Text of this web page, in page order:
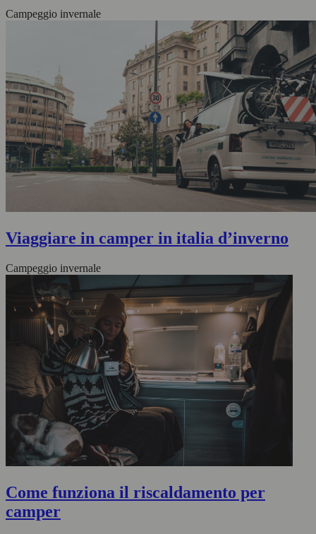
Campeggio invernale
Viaggiare in camper in italia d’inverno
Campeggio invernale
Come funziona il riscaldamento per
camper